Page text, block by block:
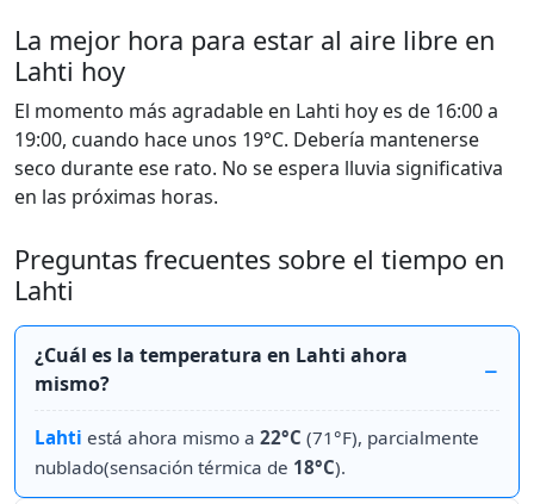
La mejor hora para estar al aire libre en
Lahti hoy
El momento más agradable en Lahti hoy es de 16:00 a
19:00, cuando hace unos 19°C. Debería mantenerse
seco durante ese rato. No se espera lluvia significativa
en las próximas horas.
Preguntas frecuentes sobre el tiempo en
Lahti
¿Cuál es la temperatura en Lahti ahora
mismo?
Lahti está ahora mismo a 22°C (71°F), parcialmente
nublado(sensación térmica de 18°C).